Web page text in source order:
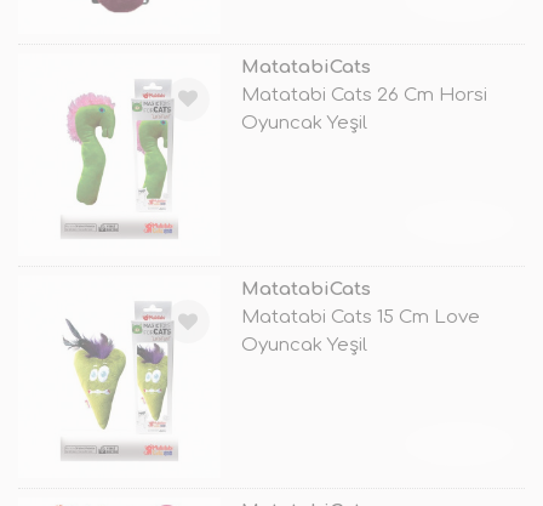
MatatabiCats
Matatabi Cats 26 Cm Horsi
Oyuncak Yeşil
MatatabiCats
Matatabi Cats 15 Cm Love
Oyuncak Yeşil